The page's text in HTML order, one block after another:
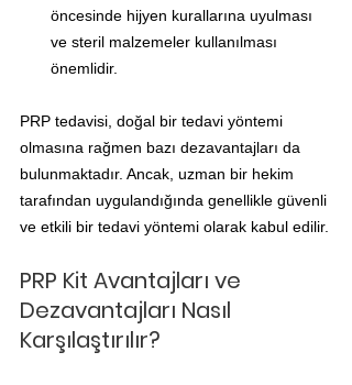
öncesinde hijyen kurallarına uyulması
ve steril malzemeler kullanılması
önemlidir.
PRP tedavisi, doğal bir tedavi yöntemi
olmasına rağmen bazı dezavantajları da
bulunmaktadır. Ancak, uzman bir hekim
tarafından uygulandığında genellikle güvenli
ve etkili bir tedavi yöntemi olarak kabul edilir.
PRP Kit Avantajları ve
Dezavantajları Nasıl
Karşılaştırılır?